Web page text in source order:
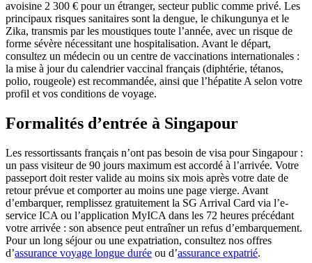
avoisine 2 300 € pour un étranger, secteur public comme privé. Les
principaux risques sanitaires sont la dengue, le chikungunya et le
Zika, transmis par les moustiques toute l’année, avec un risque de
forme sévère nécessitant une hospitalisation. Avant le départ,
consultez un médecin ou un centre de vaccinations internationales :
la mise à jour du calendrier vaccinal français (diphtérie, tétanos,
polio, rougeole) est recommandée, ainsi que l’hépatite A selon votre
profil et vos conditions de voyage.
Formalités d’entrée à Singapour
Les ressortissants français n’ont pas besoin de visa pour Singapour :
un pass visiteur de 90 jours maximum est accordé à l’arrivée. Votre
passeport doit rester valide au moins six mois après votre date de
retour prévue et comporter au moins une page vierge. Avant
d’embarquer, remplissez gratuitement la SG Arrival Card via l’e-
service ICA ou l’application MyICA dans les 72 heures précédant
votre arrivée : son absence peut entraîner un refus d’embarquement.
Pour un long séjour ou une expatriation, consultez nos offres
d’assurance voyage longue durée ou d’assurance expatrié.